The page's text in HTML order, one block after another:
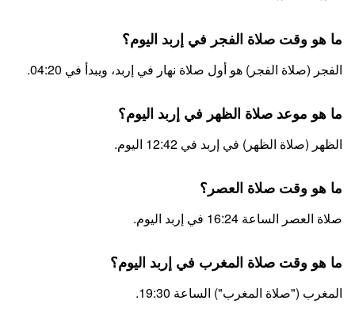
ما هو وقت صلاة الفجر في إربد اليوم؟
الفجر (صلاة الفجر) هو أول صلاة نهار في إربد، ويبدأ في 04:20.
ما هو موعد صلاة الظهر في إربد اليوم؟
الظهر (صلاة الظهر) في إربد في 12:42 اليوم.
ما هو وقت صلاة العصر؟
صلاة العصر الساعة 16:24 في إربد اليوم.
ما هو وقت صلاة المغرب في إربد اليوم؟
المغرب ("صلاة المغرب") الساعة 19:30.